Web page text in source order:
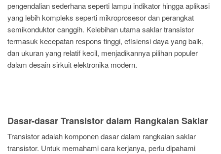
pengendalian sederhana seperti lampu indikator hingga aplikasi
yang lebih kompleks seperti mikroprosesor dan perangkat
semikonduktor canggih. Kelebihan utama saklar transistor
termasuk kecepatan respons tinggi, efisiensi daya yang baik,
dan ukuran yang relatif kecil, menjadikannya pilihan populer
dalam desain sirkuit elektronika modern.
Dasar-dasar Transistor dalam Rangkaian Saklar
Transistor adalah komponen dasar dalam rangkaian saklar
transistor. Untuk memahami cara kerjanya, perlu dipahami